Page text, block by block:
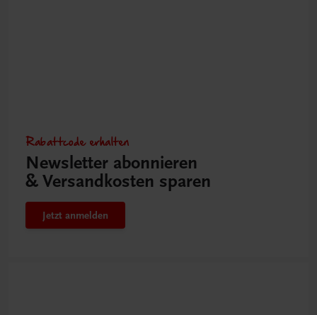
Rabattcode erhalten
Newsletter abonnieren
& Versandkosten sparen
Jetzt anmelden